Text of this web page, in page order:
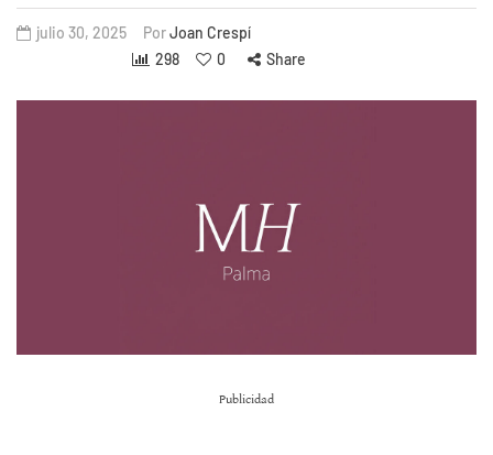
julio 30, 2025 PorJoan Crespí
298
0 Share
Publicidad